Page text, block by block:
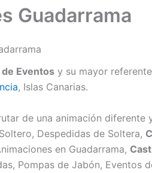
Guadarrama
Eventos y su mayor
, Islas Canarias.
de una animación diferente
Despedidas de Soltera,
en Guadarrama,
Pompas de Jabón, Eventos